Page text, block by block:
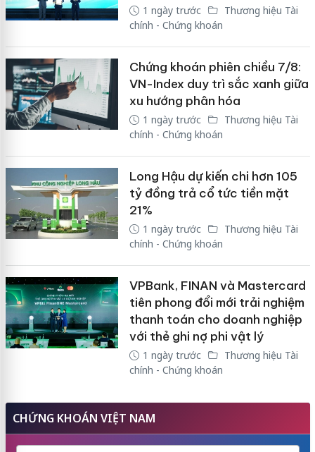
1 ngày trước
Thương hiệu Tài
chính - Chứng khoán
Chứng khoán phiên chiều 7/8:
VN-Index duy trì sắc xanh giữa
xu hướng phân hóa
1 ngày trước
Thương hiệu Tài
chính - Chứng khoán
Long Hậu dự kiến chi hơn 105
tỷ đồng trả cổ tức tiền mặt
21%
1 ngày trước
Thương hiệu Tài
chính - Chứng khoán
VPBank, FINAN và Mastercard
tiên phong đổi mới trải nghiệm
thanh toán cho doanh nghiệp
với thẻ ghi nợ phi vật lý
1 ngày trước
Thương hiệu Tài
chính - Chứng khoán
CHỨNG KHOÁN VIỆT NAM